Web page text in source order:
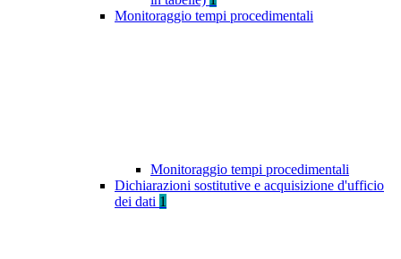
Monitoraggio tempi procedimentali
Monitoraggio tempi procedimentali
Dichiarazioni sostitutive e acquisizione d'ufficio
dei dati 1